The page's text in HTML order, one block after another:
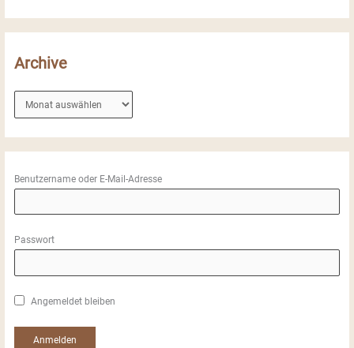
Archive
r
h
v
Benutzername oder E-Mail-Adresse
Passwort
Angemeldet bleiben